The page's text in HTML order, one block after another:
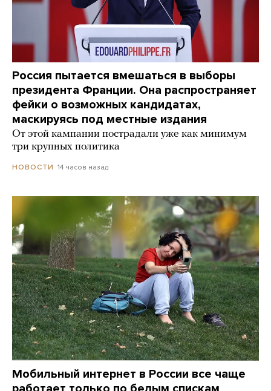
Россия пытается вмешаться в выборы
президента Франции. Она распространяет
фейки о возможных кандидатах,
маскируясь под местные издания
От этой кампании пострадали уже как минимум
три крупных политика
НОВОСТИ 14 часов назад
Мобильный интернет в России все чаще